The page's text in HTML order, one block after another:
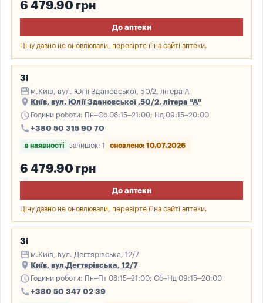
6 479.90 грн
До аптеки
Ціну давно не оновлювали, перевірте її на сайті аптеки.
3і
storefront м.Київ, вул. Юлії Здановської, 50/2, літера А
place Київ, вул. Юлії Здановської ,50/2, літера "А"
schedule Години роботи: Пн–Сб 08:15–21:00; Нд 09:15–20:00
call +380 50 315 90 70
в наявності залишок: 1 оновлено: 10.07.2026
6 479.90 грн
До аптеки
Ціну давно не оновлювали, перевірте її на сайті аптеки.
3і
storefront м.Київ, вул. Дегтярівська, 12/7
place Київ, вул.Дегтярівська, 12/7
schedule Години роботи: Пн–Пт 08:15–21:00; Сб–Нд 09:15–20:00
call +380 50 347 02 39